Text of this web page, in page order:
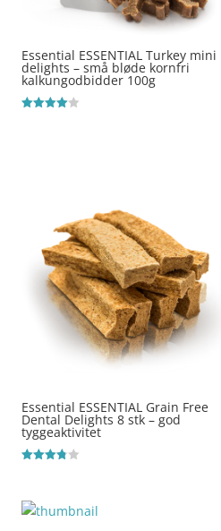
Essential ESSENTIAL Turkey mini
delights – små bløde kornfri
kalkungodbidder 100g
Essential ESSENTIAL Grain Free
Dental Delights 8 stk – god
tyggeaktivitet